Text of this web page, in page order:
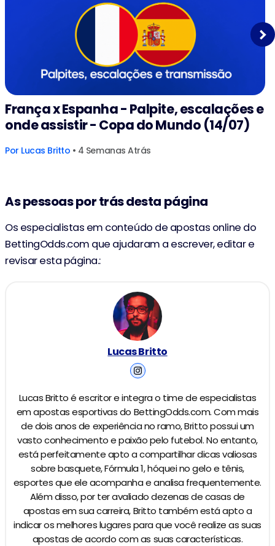
França x Espanha - Palpite, escalações e
onde assistir - Copa do Mundo (14/07)
Por Lucas Britto • 4 Semanas Atrás
Next
As pessoas por trás desta página
Os especialistas em conteúdo de apostas online do
BettingOdds.com que ajudaram a escrever, editar e
revisar esta página.:
Lucas Britto
Lucas Britto é escritor e integra o time de especialistas
em apostas esportivas do BettingOdds.com. Com mais
de dois anos de experiência no ramo, Britto possui um
vasto conhecimento e paixão pelo futebol. No entanto,
está perfeitamente apto a compartilhar dicas valiosas
sobre basquete, Fórmula 1, hóquei no gelo e tênis,
esportes que ele acompanha e analisa frequentemente.
Além disso, por ter avaliado dezenas de casas de
apostas em sua carreira, Britto também está apto a
indicar os melhores lugares para que você realize as suas
apostas de acordo com as suas características.